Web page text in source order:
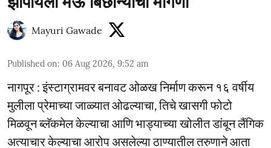
Mayuri Gawade
Published on: 06 Aug 2026, 9:52 am
नागपूर : इंस्टाग्रामवर बनावट ओळख निर्माण करून १६ वर्षीय
मुलीला प्रेमाच्या जाळ्यात ओढल्याचा, तिचे खासगी फोटो
मिळवून ब्लॅकमेल केल्याचा आणि भाड्याच्या खोलीत डांबून लैंगिक
अत्याचार केल्याचा आरोप असलेल्या ठाण्यातील तरुणाने आता